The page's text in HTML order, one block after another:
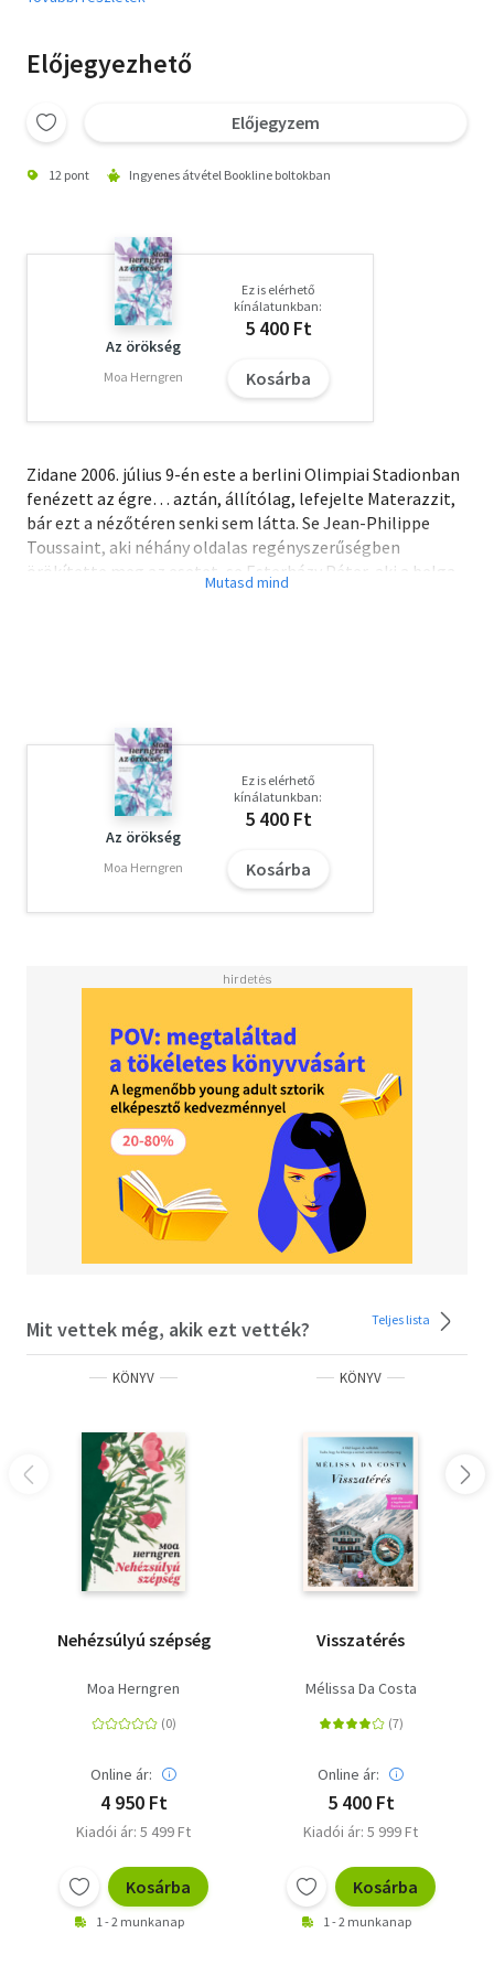
Előjegyezhető
Előjegyzem
12 pont Ingyenes átvétel Bookline boltokban
Az örökség
Moa Herngren
Ez is elérhető
kínálatunkban:
5 400 Ft
Kosárba
Zidane 2006. július 9-én este a berlini Olimpiai Stadionban
fenézett az égre… aztán, állítólag, lefejelte Materazzit,
bár ezt a nézőtéren senki sem látta. Se Jean-Philippe
Toussaint, aki néhány oldalas regényszerűségben
örökítette meg az esetet, se Esterházy Péter, aki a belga-
francia író szövegéhez hozzáfűzte a maga Zidane-
Az örökség
Moa Herngren
Ez is elérhető
kínálatunkban:
5 400 Ft
Kosárba
Mit vettek még, akik ezt vették? Teljes lista
KÖNYV
Nehézsúlyú szépség
Moa Herngren
Online ár:
4 950 Ft
Kiadói ár: 5 499 Ft
Kosárba
1 - 2 munkanap
KÖNYV
Visszatérés
Mélissa Da Costa
Online ár:
5 400 Ft
Kiadói ár: 5 999 Ft
Kosárba
1 - 2 munkanap